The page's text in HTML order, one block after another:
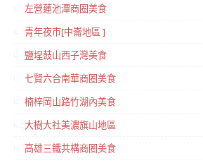
左營蓮池潭商圈美食
青年夜市[中崙地區 ]
鹽埕鼓山西子灣美食
七賢六合南華商圈美食
楠梓岡山路竹湖內美食
大樹大社美濃旗山地區
高雄三鐵共構商圈美食